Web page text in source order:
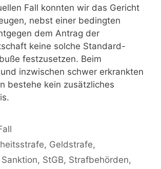
Fall konnten wir das Gericht
nebst einer bedingten
dem Antrag der
keine solche Standard-
festzusetzen. Beim
inzwischen schwer erkrankten
bestehe kein zusätzliches
, Geldstrafe,
Sanktion, StGB, Strafbehörden,